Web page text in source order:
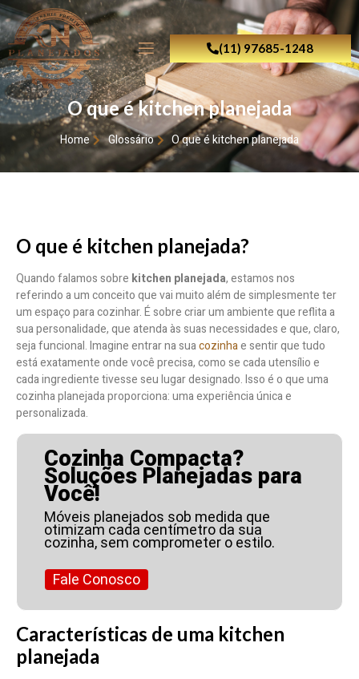
(11) 97685-1248
O que é kitchen planejada
Home Glossário O que é kitchen planejada
O que é kitchen planejada?
Quando falamos sobre kitchen planejada, estamos nos
referindo a um conceito que vai muito além de simplesmente ter
um espaço para cozinhar. É sobre criar um ambiente que reflita a
sua personalidade, que atenda às suas necessidades e que, claro,
seja funcional. Imagine entrar na suacozinhae sentir que tudo
está exatamente onde você precisa, como se cada utensílio e
cada ingrediente tivesse seu lugar designado. Isso é o que uma
cozinha planejada proporciona: uma experiência única e
personalizada.
Cozinha Compacta?
Soluções Planejadas para
Você!
Móveis planejados sob medida que
otimizam cada centímetro da sua
cozinha, sem comprometer o estilo.
Fale Conosco
Características de uma kitchen
planejada